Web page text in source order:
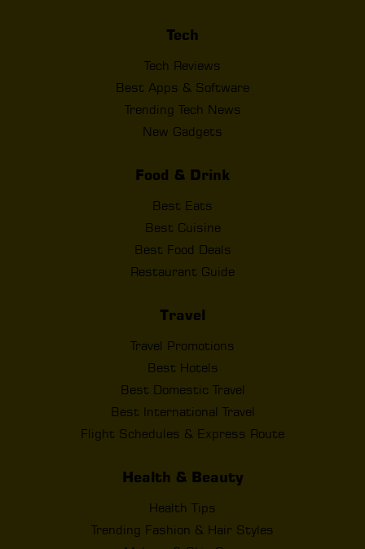
Tech
Tech Reviews
Best Apps & Software
Trending Tech News
New Gadgets
Food & Drink
Best Eats
Best Cuisine
Best Food Deals
Restaurant Guide
Travel
Travel Promotions
Best Hotels
Best Domestic Travel
Best International Travel
Flight Schedules & Express Route
Health & Beauty
Health Tips
Trending Fashion & Hair Styles